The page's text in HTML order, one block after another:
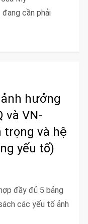
cần phải
hưởng
và VN-
trọng và hệ
yếu tố)
đầy đủ 5 bảng
các yếu tố ảnh